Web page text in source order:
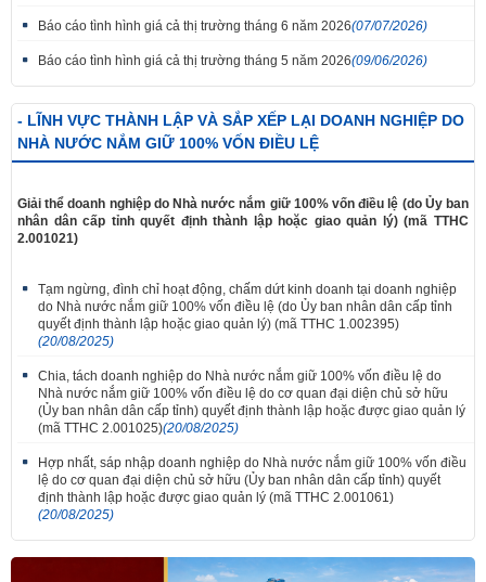
Báo cáo tình hình giá cả thị trường tháng 6 năm 2026(07/07/2026)
Báo cáo tình hình giá cả thị trường tháng 5 năm 2026(09/06/2026)
- LĨNH VỰC THÀNH LẬP VÀ SẮP XẾP LẠI DOANH NGHIỆP DO
NHÀ NƯỚC NẮM GIỮ 100% VỐN ĐIỀU LỆ
Giải thể doanh nghiệp do Nhà nước nắm giữ 100% vốn điều lệ (do Ủy ban
nhân dân cấp tỉnh quyết định thành lập hoặc giao quản lý) (mã TTHC
2.001021)
Tạm ngừng, đình chỉ hoạt động, chấm dứt kinh doanh tại doanh nghiệp
do Nhà nước nắm giữ 100% vốn điều lệ (do Ủy ban nhân dân cấp tỉnh
quyết định thành lập hoặc giao quản lý) (mã TTHC 1.002395)
(20/08/2025)
Chia, tách doanh nghiệp do Nhà nước nắm giữ 100% vốn điều lệ do
Nhà nước nắm giữ 100% vốn điều lệ do cơ quan đại diện chủ sở hữu
(Ủy ban nhân dân cấp tỉnh) quyết định thành lập hoặc được giao quản lý
(mã TTHC 2.001025)(20/08/2025)
Hợp nhất, sáp nhập doanh nghiệp do Nhà nước nắm giữ 100% vốn điều
lệ do cơ quan đại diện chủ sở hữu (Ủy ban nhân dân cấp tỉnh) quyết
định thành lập hoặc được giao quản lý (mã TTHC 2.001061)
(20/08/2025)